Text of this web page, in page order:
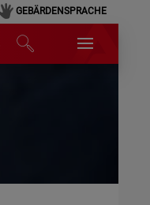
GEBÄRDENSPRACHE